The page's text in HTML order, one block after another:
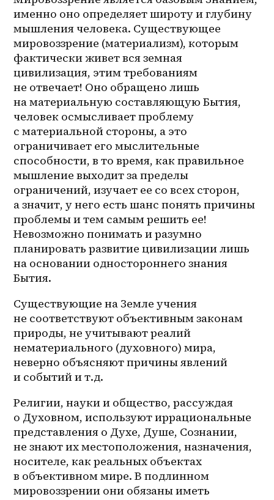
именно оно определяет широту и глубину
мышления человека. Существующее
мировоззрение (материализм), которым
фактически живет вся земная
цивилизация, этим требованиям
не отвечает! Оно обращено лишь
на материальную составляющую Бытия,
человек осмысливает проблему
с материальной стороны, а это
ограничивает его мыслительные
способности, в то время, как правильное
мышление выходит за пределы
ограничений, изучает ее со всех сторон,
а значит, у него есть шанс понять причины
проблемы и тем самым решить ее!
Невозможно понимать и разумно
планировать развитие цивилизации лишь
на основании одностороннего знания
Бытия.
Существующие на Земле учения
не соответствуют объективным законам
природы, не учитывают реалий
нематериального (духовного) мира,
неверно объясняют причины явлений
и событий и т.д.
Религии, науки и общество, рассуждая
о Духовном, используют иррациональные
представления о Духе, Душе, Сознании,
не знают их местоположения, назначения,
носителе, как реальных объектах
в объективном мире. В подлинном
мировоззрении они обязаны иметь